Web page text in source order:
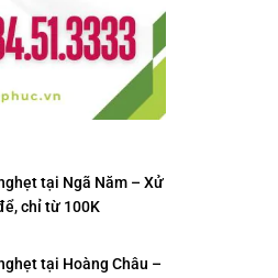
tại Ngã Năm – Xử
chỉ từ 100K
tại Hoàng Châu –